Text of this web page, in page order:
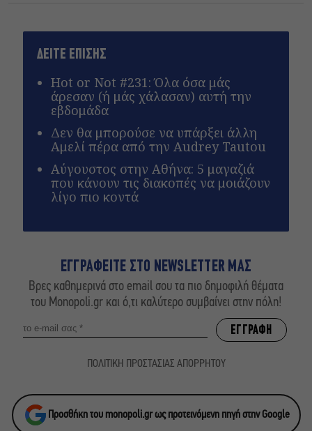
ΔΕΙΤΕ ΕΠΙΣΗΣ
Hot or Not #231: Όλα όσα μάς
άρεσαν (ή μάς χάλασαν) αυτή την
εβδομάδα
Δεν θα μπορούσε να υπάρξει άλλη
Αμελί πέρα από την Audrey Tautou
Αύγουστος στην Αθήνα: 5 μαγαζιά
που κάνουν τις διακοπές να μοιάζουν
λίγο πιο κοντά
ΕΓΓΡΑΦΕΙΤΕ ΣΤΟ NEWSLETTER ΜΑΣ
Βρες καθημερινά στο email σου τα πιο δημοφιλή θέματα
του Monopoli.gr και ό,τι καλύτερο συμβαίνει στην πόλη!
ΠΟΛΙΤΙΚΗ ΠΡΟΣΤΑΣΙΑΣ ΑΠΟΡΡΗΤΟΥ
Προσθήκη του monopoli.gr ως προτεινόμενη πηγή στην Google